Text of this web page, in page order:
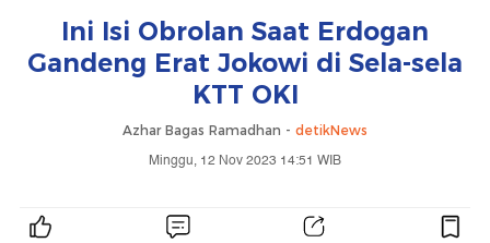
Ini Isi Obrolan Saat Erdogan
Gandeng Erat Jokowi di Sela-sela
KTT OKI
Azhar Bagas Ramadhan - detikNews
Minggu, 12 Nov 2023 14:51 WIB